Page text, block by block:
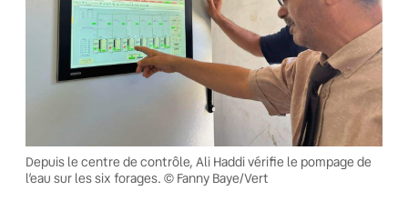
Depuis le centre de contrôle, Ali Haddi vérifie le pompage de
l’eau sur les six forages. © Fanny Baye/Vert